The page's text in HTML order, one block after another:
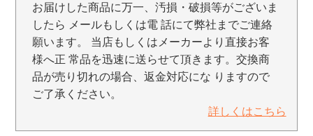
お届けした商品に万一、汚損・破損等がございま
したら メールもしくは電 話にて弊社までご連絡
願います。 当店もしくはメーカーより直接お客
様へ正 常品を迅速に送らせて頂きます。交換商
品が売り切れの場合、返金対応にな りますので
ご了承ください。
詳しくはこちら